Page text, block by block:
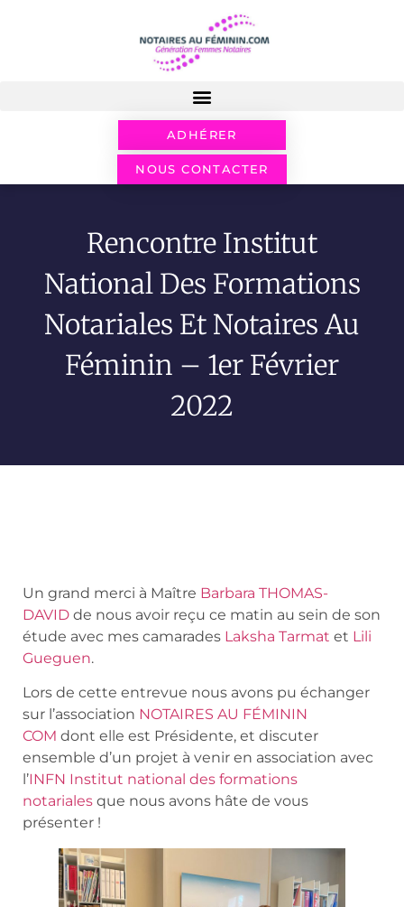
ADHÉRER
NOUS CONTACTER
Rencontre Institut
National Des Formations
Notariales Et Notaires Au
Féminin – 1er Février
2022
Un grand merci à Maître Barbara THOMAS-
DAVID de nous avoir reçu ce matin au sein de son
étude avec mes camarades Laksha Tarmat et Lili
Gueguen.
Lors de cette entrevue nous avons pu échanger
sur l’association NOTAIRES AU FÉMININ
COM dont elle est Présidente, et discuter
ensemble d’un projet à venir en association avec
l’INFN Institut national des formations
notariales que nous avons hâte de vous
présenter !